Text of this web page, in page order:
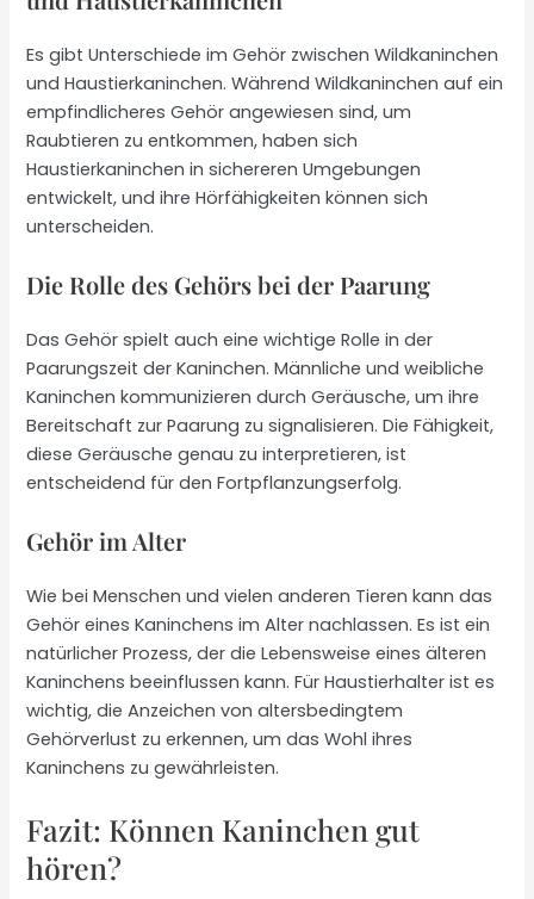
Es gibt Unterschiede im Gehör zwischen Wildkaninchen
und Haustierkaninchen. Während Wildkaninchen auf ein
empfindlicheres Gehör angewiesen sind, um
Raubtieren zu entkommen, haben sich
Haustierkaninchen in sichereren Umgebungen
entwickelt, und ihre Hörfähigkeiten können sich
unterscheiden.
Die Rolle des Gehörs bei der Paarung
Das Gehör spielt auch eine wichtige Rolle in der
Paarungszeit der Kaninchen. Männliche und weibliche
Kaninchen kommunizieren durch Geräusche, um ihre
Bereitschaft zur Paarung zu signalisieren. Die Fähigkeit,
diese Geräusche genau zu interpretieren, ist
entscheidend für den Fortpflanzungserfolg.
Gehör im Alter
Wie bei Menschen und vielen anderen Tieren kann das
Gehör eines Kaninchens im Alter nachlassen. Es ist ein
natürlicher Prozess, der die Lebensweise eines älteren
Kaninchens beeinflussen kann. Für Haustierhalter ist es
wichtig, die Anzeichen von altersbedingtem
Gehörverlust zu erkennen, um das Wohl ihres
Kaninchens zu gewährleisten.
Fazit: Können Kaninchen gut
hören?